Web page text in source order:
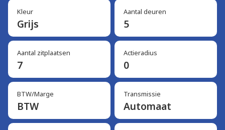
Kleur
Grijs
Aantal deuren
5
Aantal zitplaatsen
7
Actieradius
0
BTW/Marge
BTW
Transmissie
Automaat